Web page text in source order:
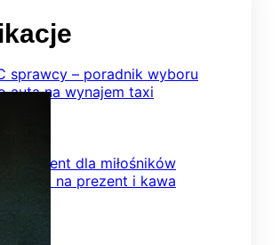
sprawcy – poradnik wyboru
auta na wynajem taxi
prezent dla miłośników
herbata na prezent i kawa